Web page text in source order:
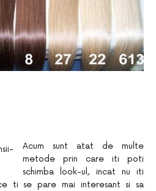
Acum sunt atat de multe
metode prin care iti poti
schimba look-ul, incat nu iti
ti se pare mai interesant si sa